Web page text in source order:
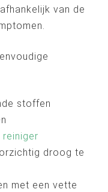
van de
stoffen
reiniger
droog te
met een vette